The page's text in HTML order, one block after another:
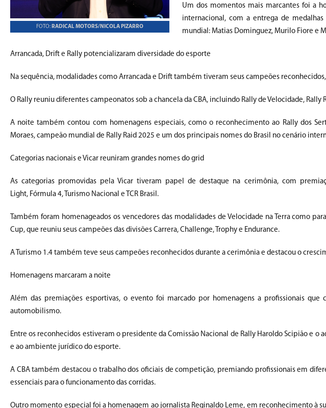
FOTO: RADICAL MOTORS/NICOLA PIZARRO
Um dos momentos mais marcantes foi a
internacional, com a entrega de
mundial: Matias Dominguez, Murilo Fiore e
Arrancada, Drift e Rally potencializaram diversidade do esporte
Na sequência, modalidades como Arrancada e Drift também tiveram seus campeões
O Rally reuniu diferentes campeonatos sob a chancela da CBA, incluindo Rally de Velocidade,
A noite também contou com homenagens especiais, como o reconhecimento ao Rally dos
Moraes, campeão mundial de Rally Raid 2025 e um dos principais nomes do Brasil no cenário
Categorias nacionais e Vicar reuniram grandes nomes do grid
As categorias promovidas pela Vicar tiveram papel de destaque na cerimônia, com
Light, Fórmula 4, Turismo Nacional e TCR Brasil.
Também foram homenageados os vencedores das modalidades de Velocidade na Terra como
Cup, que reuniu seus campeões das divisões Carrera, Challenge, Trophy e Endurance.
A Turismo 1.4 também teve seus campeões reconhecidos durante a cerimônia e destacou o
Homenagens marcaram a noite
Além das premiações esportivas, o evento foi marcado por homenagens a profissionais
automobilismo.
Entre os reconhecidos estiveram o presidente da Comissão Nacional de Rally Haroldo Scipião e o
e ao ambiente jurídico do esporte.
A CBA também destacou o trabalho dos oficiais de competição, premiando profissionais em
essenciais para o funcionamento das corridas.
Outro momento especial foi a homenagem ao jornalista Reginaldo Leme, em reconhecimento à